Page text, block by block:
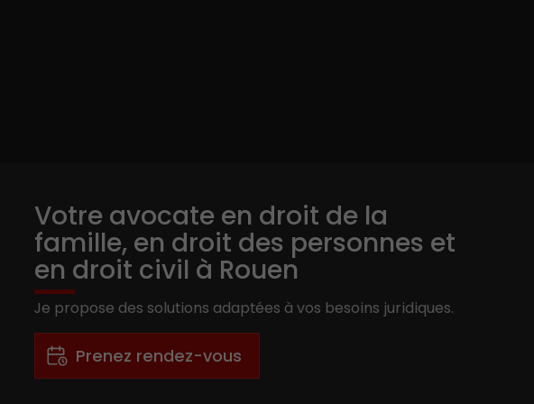
Votre avocate en droit de la
famille, en droit des personnes et
en droit civil à Rouen
Je propose des solutions adaptées à vos besoins juridiques.
Prenez rendez-vous